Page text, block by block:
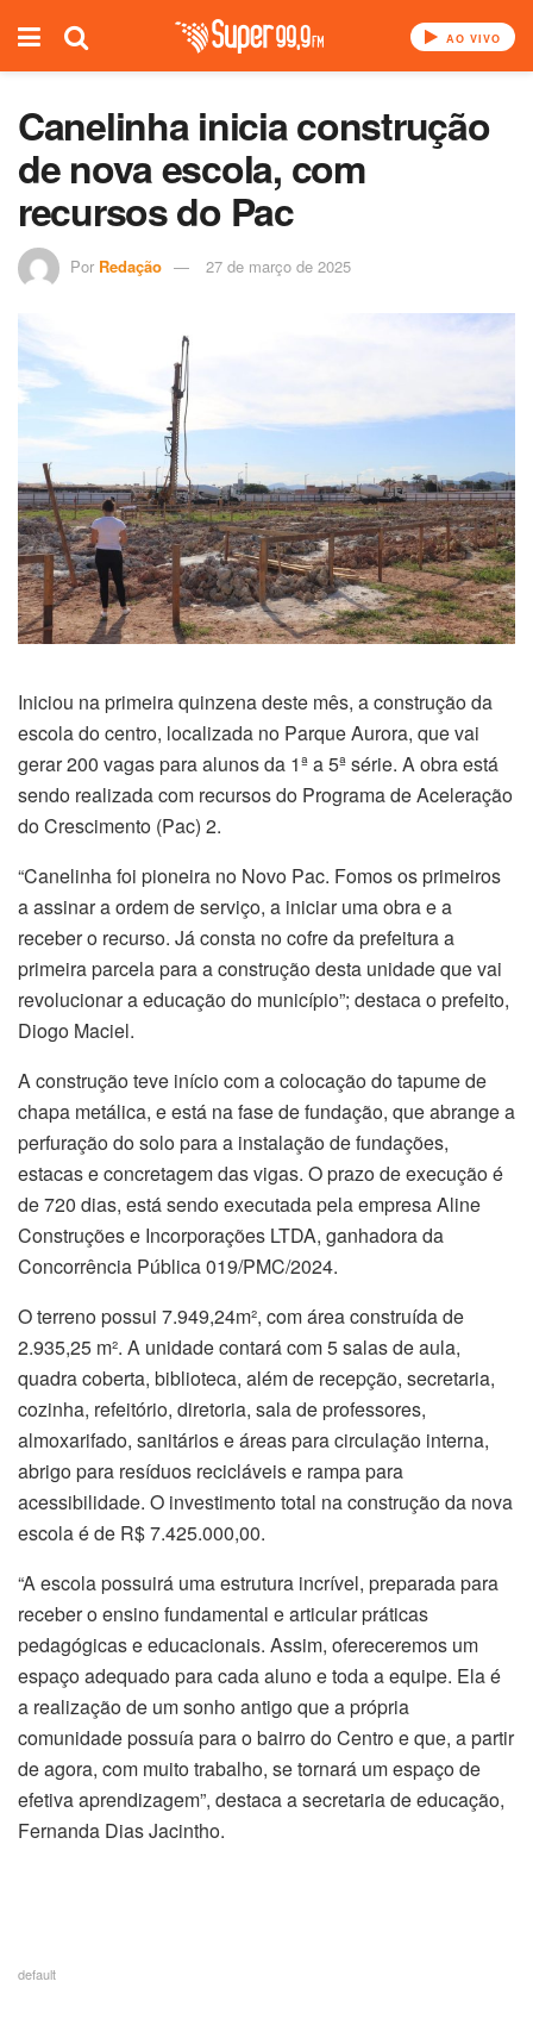
AO VIVO
Canelinha inicia construção
de nova escola, com
recursos do Pac
Por Redação 27 de março de 2025
Iniciou na primeira quinzena deste mês, a construção da
escola do centro, localizada no Parque Aurora, que vai
gerar 200 vagas para alunos da 1ª a 5ª série. A obra está
sendo realizada com recursos do Programa de Aceleração
do Crescimento (Pac) 2.
“Canelinha foi pioneira no Novo Pac. Fomos os primeiros
a assinar a ordem de serviço, a iniciar uma obra e a
receber o recurso. Já consta no cofre da prefeitura a
primeira parcela para a construção desta unidade que vai
revolucionar a educação do município”; destaca o prefeito,
Diogo Maciel.
A construção teve início com a colocação do tapume de
chapa metálica, e está na fase de fundação, que abrange a
perfuração do solo para a instalação de fundações,
estacas e concretagem das vigas. O prazo de execução é
de 720 dias, está sendo executada pela empresa Aline
Construções e Incorporações LTDA, ganhadora da
Concorrência Pública 019/PMC/2024.
O terreno possui 7.949,24m², com área construída de
2.935,25 m². A unidade contará com 5 salas de aula,
quadra coberta, biblioteca, além de recepção, secretaria,
cozinha, refeitório, diretoria, sala de professores,
almoxarifado, sanitários e áreas para circulação interna,
abrigo para resíduos recicláveis e rampa para
acessibilidade. O investimento total na construção da nova
escola é de R$ 7.425.000,00.
“A escola possuirá uma estrutura incrível, preparada para
receber o ensino fundamental e articular práticas
pedagógicas e educacionais. Assim, ofereceremos um
espaço adequado para cada aluno e toda a equipe. Ela é
a realização de um sonho antigo que a própria
comunidade possuía para o bairro do Centro e que, a partir
de agora, com muito trabalho, se tornará um espaço de
efetiva aprendizagem”, destaca a secretaria de educação,
Fernanda Dias Jacintho.
default